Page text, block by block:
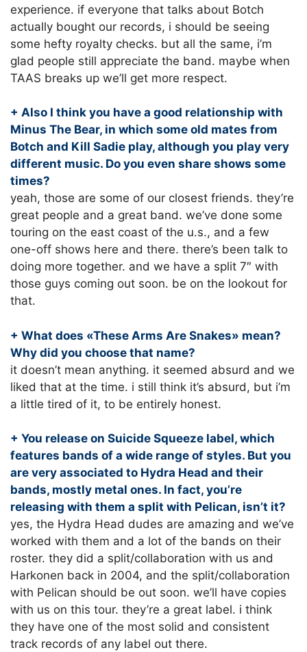
experience. if everyone that talks about Botch
actually bought our records, i should be seeing
some hefty royalty checks. but all the same, i’m
glad people still appreciate the band. maybe when
TAAS breaks up we’ll get more respect.
+ Also I think you have a good relationship with
Minus The Bear, in which some old mates from
Botch and Kill Sadie play, although you play very
different music. Do you even share shows some
times?
yeah, those are some of our closest friends. they’re
great people and a great band. we’ve done some
touring on the east coast of the u.s., and a few
one-off shows here and there. there’s been talk to
doing more together. and we have a split 7″ with
those guys coming out soon. be on the lookout for
that.
+ What does «These Arms Are Snakes» mean?
Why did you choose that name?
it doesn’t mean anything. it seemed absurd and we
liked that at the time. i still think it’s absurd, but i’m
a little tired of it, to be entirely honest.
+ You release on Suicide Squeeze label, which
features bands of a wide range of styles. But you
are very associated to Hydra Head and their
bands, mostly metal ones. In fact, you’re
releasing with them a split with Pelican, isn’t it?
yes, the Hydra Head dudes are amazing and we’ve
worked with them and a lot of the bands on their
roster. they did a split/collaboration with us and
Harkonen back in 2004, and the split/collaboration
with Pelican should be out soon. we’ll have copies
with us on this tour. they’re a great label. i think
they have one of the most solid and consistent
track records of any label out there.